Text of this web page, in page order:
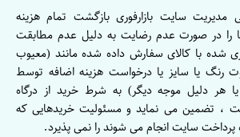
مدیریت سایت بازارفوری بازگشت تمام هزینه
را در صورت عدم رضایت به دلیل عدم مطابقت
شده با کالای سفارش داده شده مانند (معیوب
رنگ یا سایز یا درخواست هزینه اضافه توسط
هر دلیل موجه دیگر) به شرط خرید از درگاه
، تضمین می نماید و مسئولیت خریدهایی که
پرداخت سایت انجام می شوند را نمی پذیرد.